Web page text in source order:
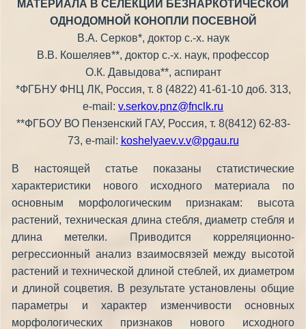
МАТЕРИАЛА В СЕЛЕКЦИИ БЕЗНАРКОТИЧЕСКОЙ
ОДНОДОМНОЙ КОНОПЛИ ПОСЕВНОЙ
В.А. Серков*, доктор с.-х. наук
В.В. Кошеляев**, доктор с.-х. наук, профессор
О.К. Давыдова**, аспирант
*ФГБНУ ФНЦ ЛК, Россия, т. 8 (4822) 41-61-10 доб. 313,
е-mail: v.serkov.pnz@fnclk.ru
**ФГБОУ ВО Пензенский ГАУ, Россия, т. 8(8412) 62-83-
73, e-mail: koshelyaev.v.v@pgau.ru
В настоящей статье показаны статистические
характеристики нового исходного материала по
основным морфологическим признакам: высота
растений, техническая длина стебля, диаметр стебля и
длина метелки. Приводится корреляционно-
регрессионный анализ взаимосвязей между высотой
растений и технической длиной стеблей, их диаметром
и длиной соцветия. В результате установлены общие
параметры и характер изменчивости основных
морфологических признаков нового исходного